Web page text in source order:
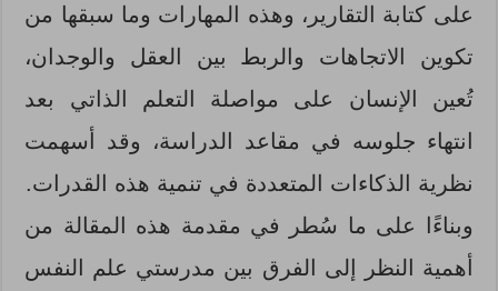
على كتابة التقارير، وهذه المهارات وما سبقها من
تكوين الاتجاهات والربط بين العقل والوجدان،
تُعين الإنسان على مواصلة التعلم الذاتي بعد
انتهاء جلوسه في مقاعد الدراسة، وقد أسهمت
نظرية الذكاءات المتعددة في تنمية هذه القدرات.
وبناءًا على ما سُطر في مقدمة هذه المقالة من
أهمية النظر إلى الفرق بين مدرستي علم النفس